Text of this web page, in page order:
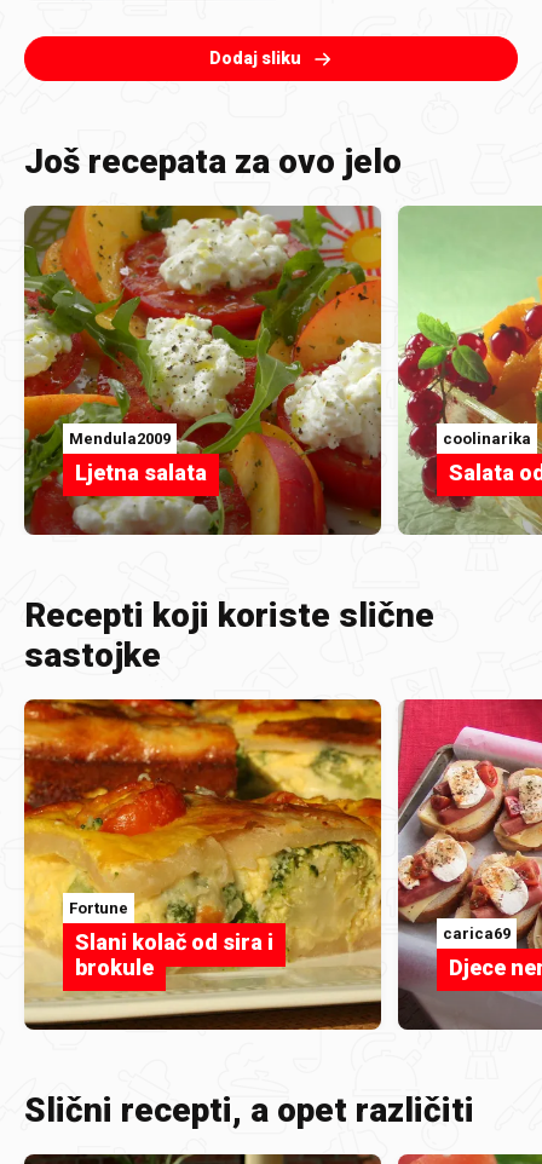
Dodaj sliku
Još recepata za ovo jelo
Mendula2009
Ljetna salata
coolinarika
Salata
Recepti koji koriste slične
sastojke
Fortune
Slani kolač od sira i
brokule
carica69
Djece
Slični recepti, a opet različiti